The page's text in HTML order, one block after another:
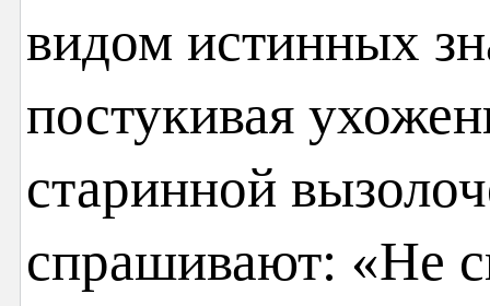
видом истинных
постукивая
старинной
спрашивают: «Не